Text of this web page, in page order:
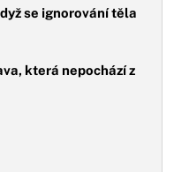
se ignorování těla
která nepochází z